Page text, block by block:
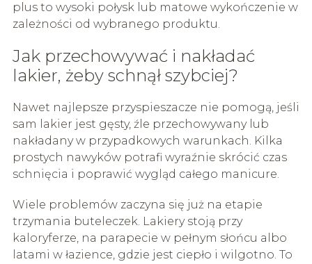
plus to wysoki połysk lub matowe wykończenie w
zależności od wybranego produktu.
Jak przechowywać i nakładać
lakier, żeby schnął szybciej?
Nawet najlepsze przyspieszacze nie pomogą, jeśli
sam lakier jest gęsty, źle przechowywany lub
nakładany w przypadkowych warunkach. Kilka
prostych nawyków potrafi wyraźnie skrócić czas
schnięcia i poprawić wygląd całego manicure.
Wiele problemów zaczyna się już na etapie
trzymania buteleczek. Lakiery stoją przy
kaloryferze, na parapecie w pełnym słońcu albo
latami w łazience, gdzie jest ciepło i wilgotno. To